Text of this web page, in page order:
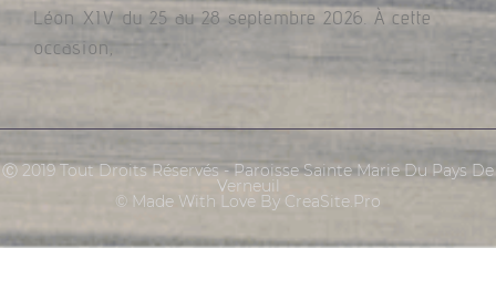
Léon XIV du 25 au 28 septembre 2026. À cette
occasion,
Ⓒ 2019 Tout Droits Réservés - Paroisse Sainte Marie Du Pays De
Verneuil
© Made With Love By CreaSite.Pro